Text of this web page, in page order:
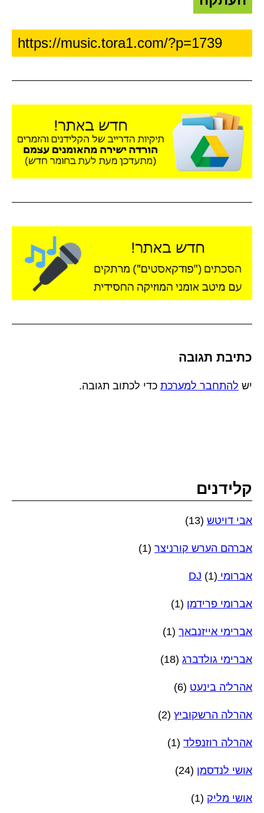
כתיבת תגובה
יש להתחבר למערכת כדי לכתוב תגובה.
קלידנים
אבי דויטש (13)
אברהם הערש קורניצר (1)
אברומי DJ (1)
אברומי פרידמן (1)
אברימי אייזנבאך (1)
אברימי גולדברג (18)
אהרל'ה בינעט (6)
אהרלה הרשקוביץ (2)
אהרלה רוזנפלד (1)
אושי לנדסמן (24)
אושי מליק (1)